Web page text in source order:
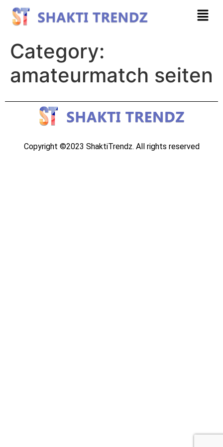
Category:
amateurmatch seiten
Copyright ©2023 ShaktiTrendz. All rights reserved